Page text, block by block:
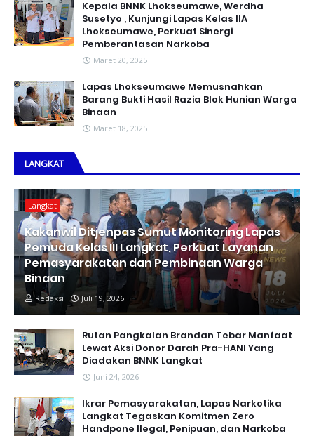
Kepala BNNK Lhokseumawe, Werdha
Susetyo , Kunjungi Lapas Kelas IIA
Lhokseumawe, Perkuat Sinergi
Pemberantasan Narkoba
Maret 20, 2025
Lapas Lhokseumawe Memusnahkan
Barang Bukti Hasil Razia Blok Hunian Warga
Binaan
Maret 18, 2025
LANGKAT
Langkat
Kakanwil Ditjenpas Sumut Monitoring Lapas
Pemuda Kelas III Langkat, Perkuat Layanan
Pemasyarakatan dan Pembinaan Warga
Binaan
Redaksi Juli 19, 2026
Rutan Pangkalan Brandan Tebar Manfaat
Lewat Aksi Donor Darah Pra-HANI Yang
Diadakan BNNK Langkat
Juni 24, 2026
Ikrar Pemasyarakatan, Lapas Narkotika
Langkat Tegaskan Komitmen Zero
Handpone llegal, Penipuan, dan Narkoba